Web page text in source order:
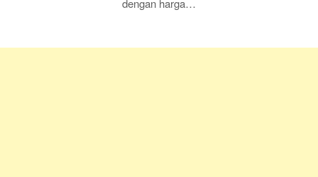
dengan harga…